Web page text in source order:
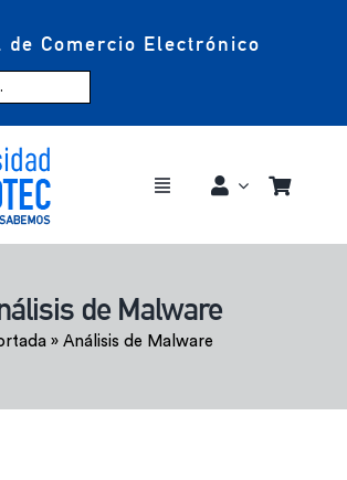
de Comercio Electrónico
Toggle
de Malware
» Análisis de Malware